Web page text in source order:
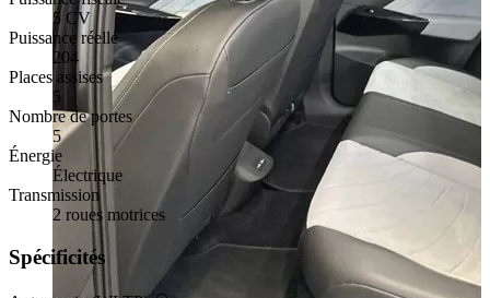
5 CV
Puissance réelle
204
Places assises
5
Nombre de portes
5
Énergie
Électrique
Transmission
2 roues motrices
Spécificités